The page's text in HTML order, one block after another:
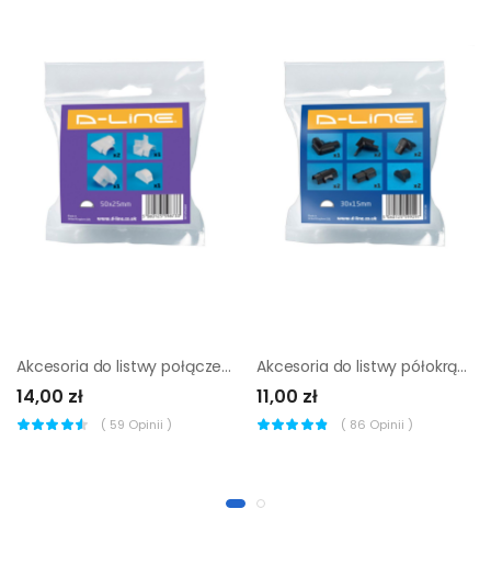
Akcesoria do listwy połączeniowej D-line 50 x 25 mm białe 6 szt
14,00 zł
( 59 Opinii )
Akcesoria do listwy półokrągłej D-line 30 x 15 mm czarne 10 szt
11,00 zł
( 86 Opinii )